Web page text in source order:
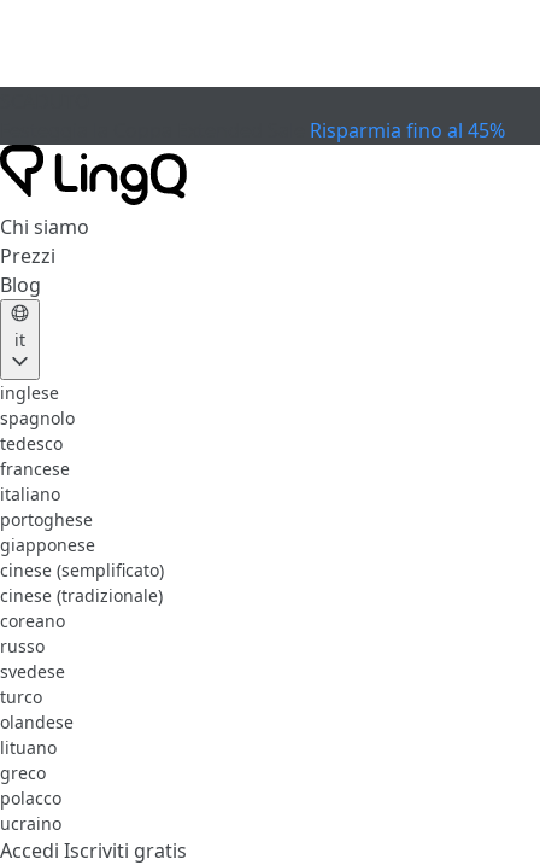
Risparmia fino al 45%
Chi siamo
Prezzi
Blog
it
inglese
spagnolo
tedesco
francese
italiano
portoghese
giapponese
cinese (semplificato)
cinese (tradizionale)
coreano
russo
svedese
turco
olandese
lituano
greco
polacco
ucraino
Accedi Iscriviti gratis